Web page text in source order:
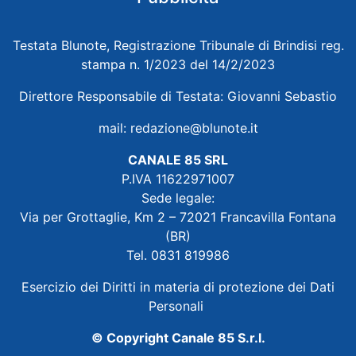
Testata Blunote, Registrazione Tribunale di Brindisi reg.
stampa n. 1/2023 del 14/2/2023
Direttore Responsabile di Testata: Giovanni Sebastio
mail: redazione@blunote.it
CANALE 85 SRL
P.IVA 11622971007
Sede legale:
Via per Grottaglie, Km 2 – 72021 Francavilla Fontana
(BR)
Tel. 0831 819986
Esercizio dei Diritti in materia di protezione dei Dati
Personali
© Copyright Canale 85 S.r.l.